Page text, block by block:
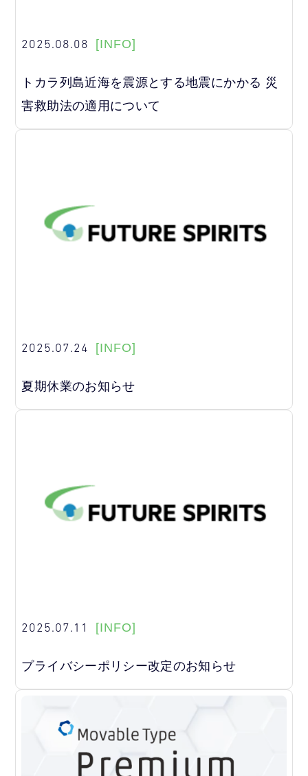
2025.08.08 [INFO]
トカラ列島近海を震源とする地震にかかる 災
害救助法の適用について
2025.07.24 [INFO]
夏期休業のお知らせ
2025.07.11 [INFO]
プライバシーポリシー改定のお知らせ